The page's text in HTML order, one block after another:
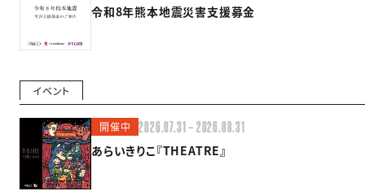
令和8年熊本地震災害支援募金
イベント
開催中 2026.07.31 — 2026.08.31
あらいきりこ『THEATRE』